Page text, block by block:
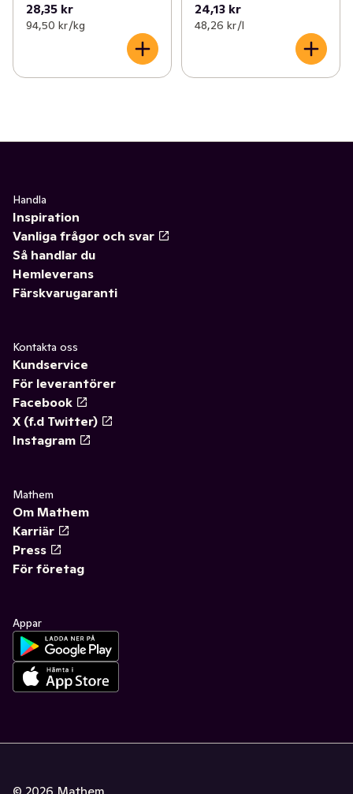
28,35 kr
94,50 kr /kg
24,13 kr
48,26 kr /l
Handla
Inspiration
Vanliga frågor och svar
Så handlar du
Hemleverans
Färskvarugaranti
Kontakta oss
Kundservice
För leverantörer
Facebook
X (f.d Twitter)
Instagram
Mathem
Om Mathem
Karriär
Press
För företag
Appar